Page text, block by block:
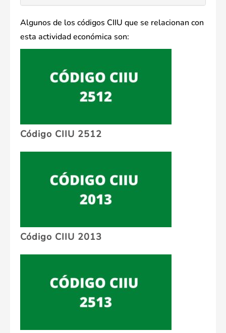
Algunos de los códigos CIIU que se relacionan con
esta actividad económica son:
Código CIIU 2512
Código CIIU 2013